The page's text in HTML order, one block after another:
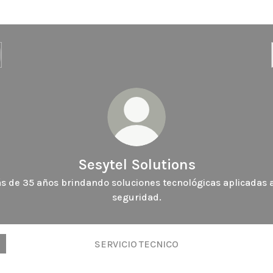
Sesytel Solutions
de 35 años brindando soluciones tecnológicas aplicadas
seguridad.
SERVICIO TECNICO